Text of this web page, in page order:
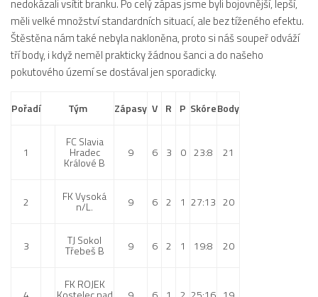
Aktuality
A tým
Zápasy MA 2026/27
Realizační tým
Historie
Zápasy 2025/26
2023/24
2021/22
2020/21
nedokázali vsítit branku. Po celý zápas jsme byli bojovnější, lepší,
měli velké množství standardních situací, ale bez tíženého efektu.
Štěstěna nám také nebyla nakloněna, proto si náš soupeř odváží
tří body, i když neměl prakticky žádnou šanci a do našeho
pokutového území se dostával jen sporadicky.
Pořadí Tým Zápasy V R P SkóreBody
1
FC Slavia
Hradec
Králové B
9 6 3 0 23:8 21
2 FK Vysoká
n/L. 9 6 2 1 27:13 20
3 TJ Sokol
Třebeš B 9 6 2 1 19:8 20
FK ROJEK